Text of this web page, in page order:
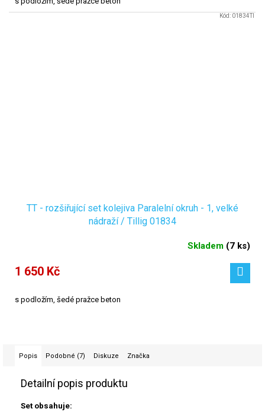
TT - rozšiřující set kolejiva Paralelní okruh - 1, velké
nádraží / Tillig 01834
Skladem (7 ks)
1 650 Kč
s podložím, šedé pražce beton
Kód: 01834TI
Popis Podobné (7) Diskuze Značka
Detailní popis produktu
Set obsahuje: